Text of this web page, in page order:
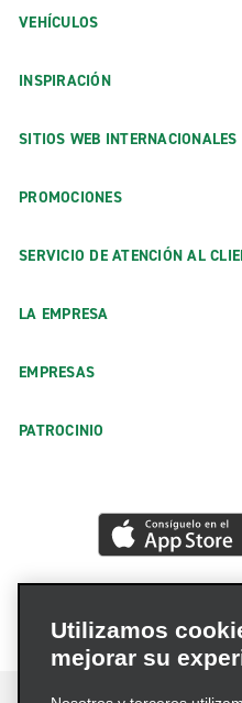
VEHÍCULOS
INSPIRACIÓN
SITIOS WEB INTERNACIONALES
PROMOCIONES
SERVICIO DE ATENCIÓN AL
LA EMPRESA
EMPRESAS
PATROCINIO
Utilizamos
mejorar su